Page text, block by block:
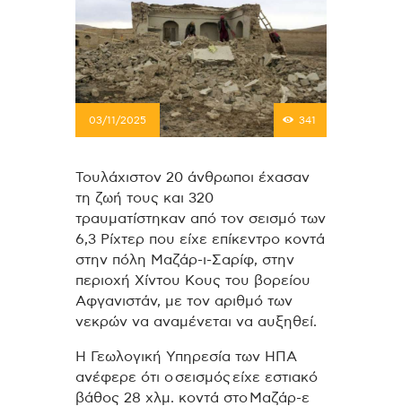
03/11/2025 341
Τουλάχιστον 20 άνθρωποι έχασαν
τη ζωή τους και 320
τραυματίστηκαν από τον σεισμό των
6,3 Ρίχτερ που είχε επίκεντρο κοντά
στην πόλη Μαζάρ-ι-Σαρίφ, στην
περιοχή Χίντου Κους του βορείου
Αφγανιστάν, με τον αριθμό των
νεκρών να αναμένεται να αυξηθεί.
Η Γεωλογική Υπηρεσία των ΗΠΑ
ανέφερε ότι ο σεισμός είχε εστιακό
βάθος 28 χλμ. κοντά στο Μαζάρ-ε